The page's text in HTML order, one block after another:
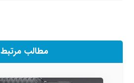
مطالب مرتبط